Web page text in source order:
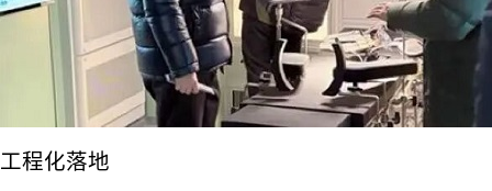
工程化落地